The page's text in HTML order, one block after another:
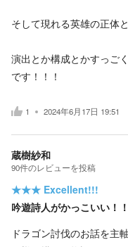
そして現れる英雄の正体
演出とか構成とかすっご
です！！！
1 2024年6月17日 19:51
蔵樹紗和
90件のレビューを投稿
★★★ Excellent!!!
吟遊詩人がかっこいい！！
ドラゴン討伐のお話を主